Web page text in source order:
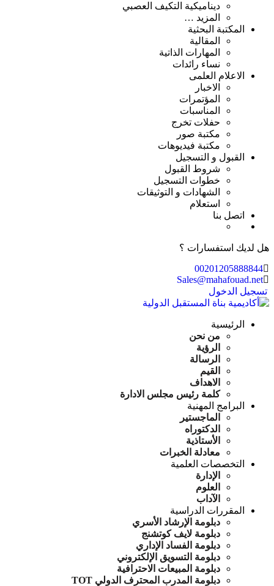
ديناميكية التكيف العصبي
المزيد …
المكتبة البحثية
المقالية
المهارات الذاتية
نساء رائدات
الاعلام العلمى
الاخبار
المؤتمرات
المناسبات
حفلات تخرج
مكتبة صور
مكتبة فيديوهات
القبول و التسجيل
شروط القبول
خطوات التسجيل
الشهادات و التوثيقات
استعلام
اتصل بنا
هل لديك استفسارات ؟
00201205888844
Sales@mahafouad.net
تسجيل الدخول
الرئيسية
من نحن
الرؤية
الرسالة
القيم
الاهداف
كلمة رئيس مجلس الادارة
البرامج المهنية
الماجستير
الدكتوراه
الأستاذية
معادلة الخبرات
التخصصات العلمية
الإدارة
العلوم
الآداب
المقررات الدراسية
دبلومة الإرشاد الأسري
دبلومة لايف كوتشنج
دبلومة الفساد الإداري
دبلومة التسويق الإلكتروني
دبلومة المبيعات الاحترافية
دبلومة المدرب المحترف الدولي TOT